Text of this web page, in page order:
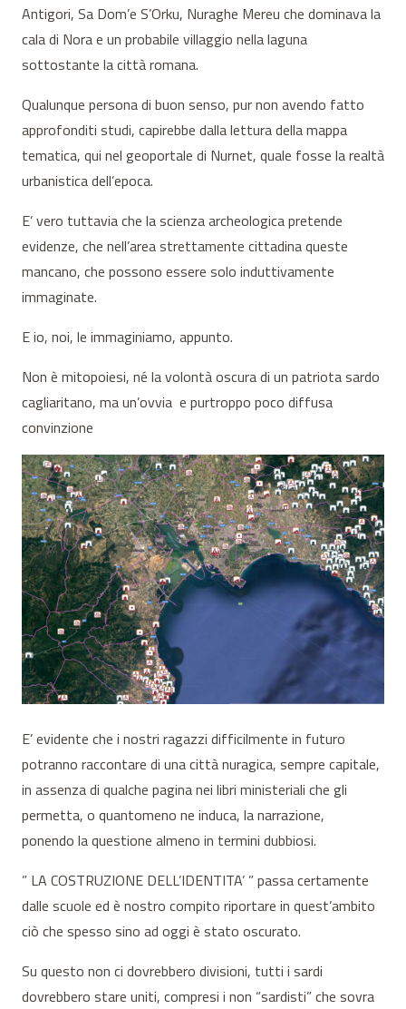
Antigori, Sa Dom’e S’Orku, Nuraghe Mereu che dominava la
cala di Nora e un probabile villaggio nella laguna
sottostante la città romana.
Qualunque persona di buon senso, pur non avendo fatto
approfonditi studi, capirebbe dalla lettura della mappa
tematica, qui nel geoportale di Nurnet, quale fosse la realtà
urbanistica dell’epoca.
E’ vero tuttavia che la scienza archeologica pretende
evidenze, che nell’area strettamente cittadina queste
mancano, che possono essere solo induttivamente
immaginate.
E io, noi, le immaginiamo, appunto.
Non è mitopoiesi, né la volontà oscura di un patriota sardo
cagliaritano, ma un’ovvia e purtroppo poco diffusa
convinzione
E’ evidente che i nostri ragazzi difficilmente in futuro
potranno raccontare di una città nuragica, sempre capitale,
in assenza di qualche pagina nei libri ministeriali che gli
permetta, o quantomeno ne induca, la narrazione,
ponendo la questione almeno in termini dubbiosi.
” LA COSTRUZIONE DELL’IDENTITA’ ” passa certamente
dalle scuole ed è nostro compito riportare in quest’ambito
ciò che spesso sino ad oggi è stato oscurato.
Su questo non ci dovrebbero divisioni, tutti i sardi
dovrebbero stare uniti, compresi i non “sardisti” che sovra